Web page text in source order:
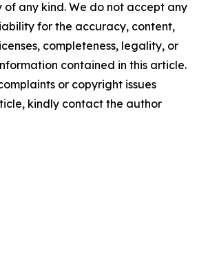
any kind. We do not accept any
for the accuracy, content,
completeness, legality, or
contained in this article.
or copyright issues
kindly contact the author